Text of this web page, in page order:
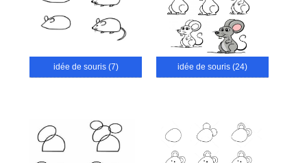
idée de souris (7) idée de souris (24)